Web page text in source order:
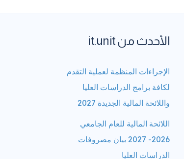
الأحدث من it.unit
الإجراءات المنظمة لعملية التقدم
لكافة برامج الدراسات العليا
واللائحة المالية الجديدة 2027
اللائحة المالية للعام الجامعي
2026- 2027 بيان مصروفات
الدراسات العليا